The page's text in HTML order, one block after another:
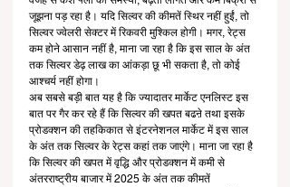
जूझना पड़ रहा है। यदि सिल्वर की कीमतें स्थिर नहीं हुईं, तो
सिल्वर ज्वेलरी सेक्टर में रिकवरी मुश्किल होगी। मगर, रेट्स
कम होने आसान नहीं है, माना जा रहा है कि इस साल के अंत
तक सिल्वर डेढ़ लाख का आंकड़ा छू भी सकता है, तो कोई
आश्चर्य नहीं होगा।
अब सबसे बड़ी बात यह है कि ज्यादातर मार्केट एनलिस्ट इस
बात पर गैर कर रहे हैं कि सिल्वर की खपत बढऩे तथा इसके
प्रोडक्शन की तहकिकात से इंटरनेशनल मार्केट में इस साल
के अंत तक सिल्वर के रेट्स कहां तक जाएंगे। माना जा रहा है
कि सिल्वर की खपत में वृद्धि और प्रोडक्शन में कमी से
अंतरराष्ट्रीय बाजार में 2025 के अंत तक कीमतें